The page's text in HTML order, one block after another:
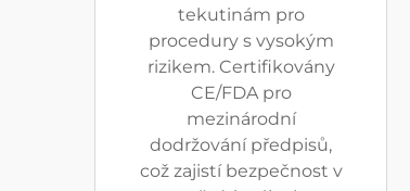
tekutinám pro
procedury s vysokým
rizikem. Certifikovány
CE/FDA pro
mezinárodní
dodržování předpisů,
což zajistí bezpečnost v